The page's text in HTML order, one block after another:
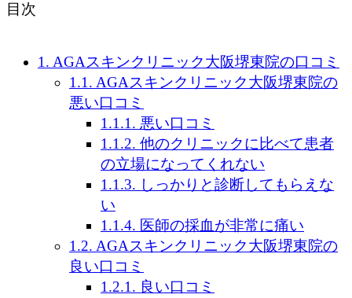
目次
1. AGAスキンクリニック大阪堺東院の口コミ
1.1. AGAスキンクリニック大阪堺東院の
悪い口コミ
1.1.1. 悪い口コミ
1.1.2. 他のクリニックに比べて患者
の立場になってくれない
1.1.3. しっかりと診断してもらえな
い
1.1.4. 医師の採血が非常に痛い
1.2. AGAスキンクリニック大阪堺東院の
良い口コミ
1.2.1. 良い口コミ